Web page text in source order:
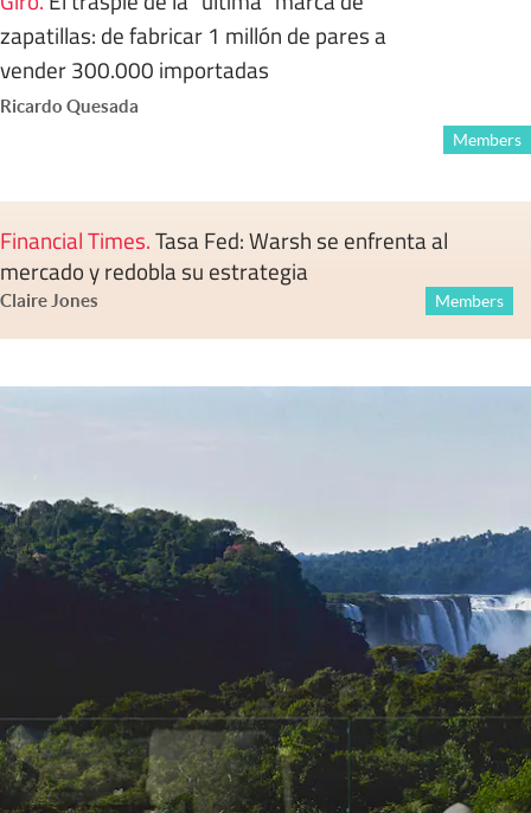
zapatillas: de fabricar 1 millón de pares a
vender 300.000 importadas
Ricardo Quesada
Members
Financial Times.Tasa Fed: Warsh se enfrenta al
mercado y redobla su estrategia
Claire Jones Members